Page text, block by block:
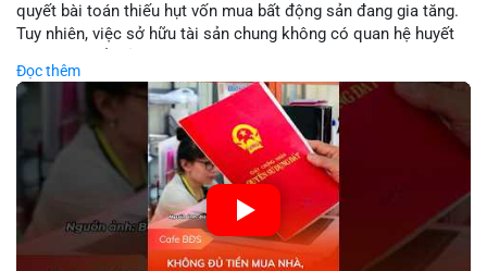
quyết bài toán thiếu hụt vốn mua bất động sản đang gia tăng.
Tuy nhiên, việc sở hữu tài sản chung không có quan hệ huyết
chấp tài sản. Các chuyên gia cảnh báo sự thiếu hụt cơ sở pháp
lý rõ ràng khi phân chia quyền lợi có thể dẫn đến xung đột kéo
dài. Nhà đầu tư cần thận trọng khi thực hiện các giao dịch bất
động sản dựa trên sự tin tưởng cá nhân.
🎥 Xem video trực tiếp tại:
Nguồn: KIEN THUC KINH TE
Đọc thêm